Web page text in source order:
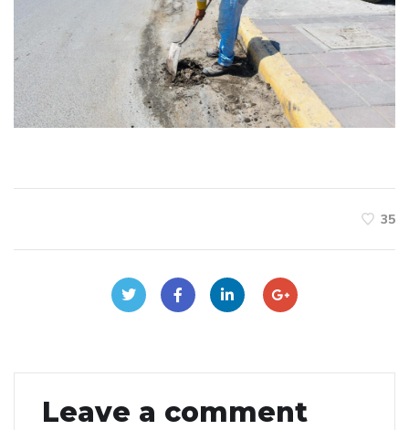
35
Leave a comment